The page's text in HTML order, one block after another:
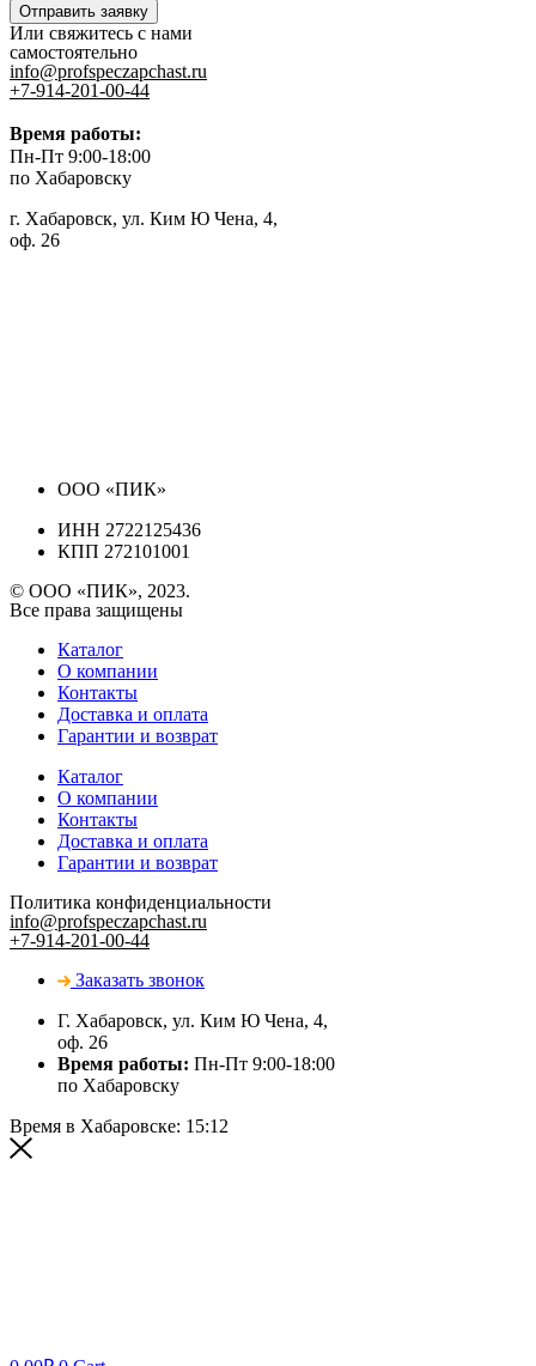
Отправить заявку
Или свяжитесь с нами
самостоятельно
info@profspeczapchast.ru
+7-914-201-00-44
Время работы:
Пн-Пт 9:00-18:00
по Хабаровску
г. Хабаровск, ул. Ким Ю Чена, 4,
оф. 26
ООО «ПИК»
ИНН 2722125436
КПП 272101001
© ООО «ПИК», 2023.
Все права защищены
Каталог
О компании
Контакты
Доставка и оплата
Гарантии и возврат
Каталог
О компании
Контакты
Доставка и оплата
Гарантии и возврат
Политика конфиденциальности
info@profspeczapchast.ru
+7-914-201-00-44
Заказать звонок
Г. Хабаровск, ул. Ким Ю Чена, 4,
оф. 26
Время работы: Пн-Пт 9:00-18:00
по Хабаровску
Время в Хабаровске: 15:12